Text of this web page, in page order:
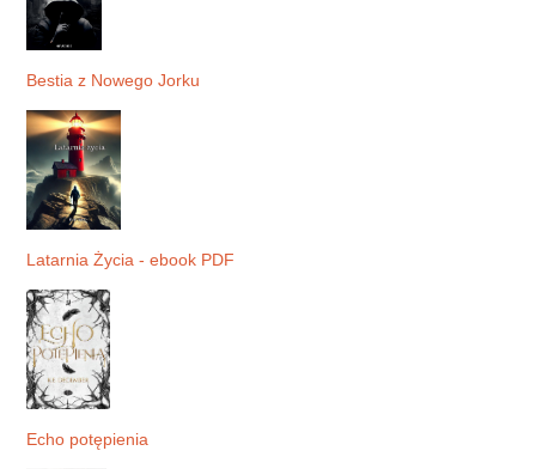
Bestia z Nowego Jorku
Latarnia Życia - ebook PDF
Echo potępienia